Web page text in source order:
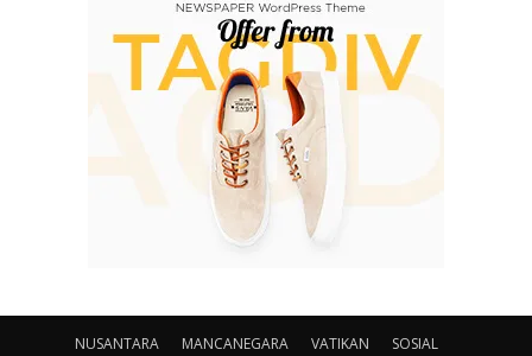
NUSANTARA MANCANEGARA VATIKAN
SOSIAL